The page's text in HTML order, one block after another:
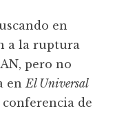
en
a la ruptura
pero no
enEl Universal
de